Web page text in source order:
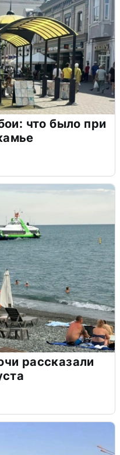
что было при
рассказали